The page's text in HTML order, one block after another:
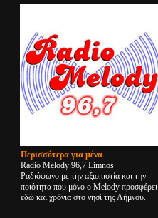
Περισσότερα για μένα
Radio Melody 96,7 Limnos
Ραδιόφωνο με την αξιοπιστία και την
ποιότητα που μόνο ο Melody προσφέρει
εδώ και χρόνια στο νησί της Λήμνου.